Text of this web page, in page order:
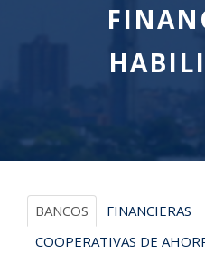
BANCOS
FINANCIERAS
COOPERATIVAS DE